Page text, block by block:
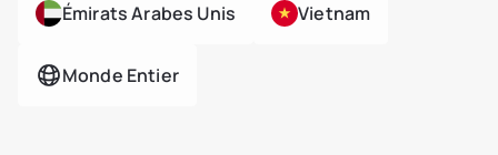
Émirats Arabes Unis Vietnam
Monde Entier